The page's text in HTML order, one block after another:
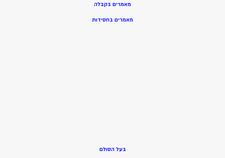
מאמרים בקבלה
מאמרים בחסידות
בעל הסולם